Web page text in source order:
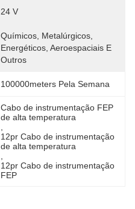
24 V
Químicos, Metalúrgicos,
Energéticos, Aeroespaciais E
Outros
100000meters Pela Semana
Cabo de instrumentação FEP
de alta temperatura
12pr Cabo de instrumentação
de alta temperatura
12pr Cabo de instrumentação
FEP